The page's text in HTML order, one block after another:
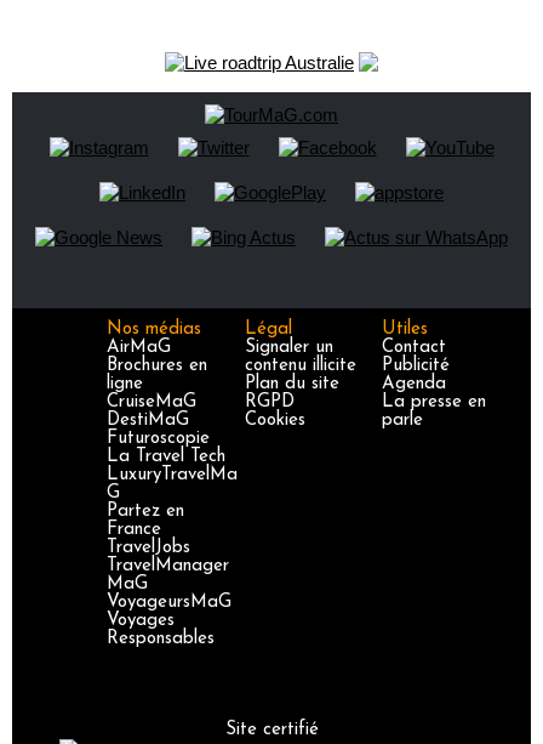
Nos médias
AirMaG
Brochures en
ligne
CruiseMaG
DestiMaG
Futuroscopie
La Travel Tech
LuxuryTravelMa
G
Partez en
France
TravelJobs
TravelManager
MaG
VoyageursMaG
Voyages
Responsables
Légal
Signaler un
contenu illicite
Plan du site
RGPD
Cookies
Utiles
Contact
Publicité
Agenda
La presse en
parle
Site certifié